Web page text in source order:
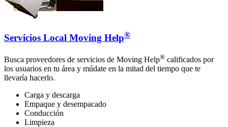
Servicios Local Moving Help®
Busca proveedores de servicios de Moving Help® calificados por
los usuarios en tu área y múdate en la mitad del tiempo que te
llevaría hacerlo.
Carga y descarga
Empaque y desempacado
Conducción
Limpieza